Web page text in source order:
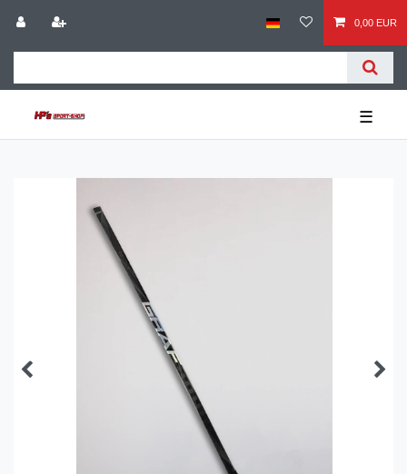
0,00 EUR
☰